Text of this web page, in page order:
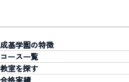
成基学園の特徴
コース一覧
教室を探す
合格実績